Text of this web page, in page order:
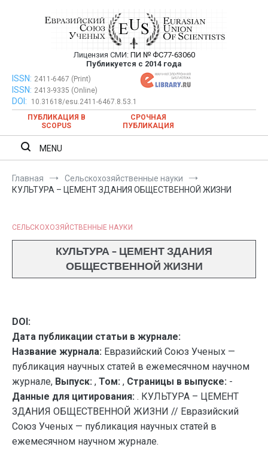
Евразийский Союз Ученых —
публикация научных статей в
ежемесячном научном журнале
Лицензия СМИ: ПИ № ФС77-63060
Публикуется с 2014 года
Евразийский Союз Ученых — публикация научных статей в
ежемесячном научном журнале
ISSN: 2411-6467 (Print)
ISSN: 2413-9335 (Online)
DOI:
10.31618/esu.2411-6467.8.53.1
ПУБЛИКАЦИЯ В
SCOPUS
СРОЧНАЯ
ПУБЛИКАЦИЯ
MENU
Главная
Сельскохозяйственные науки
КУЛЬТУРА – ЦЕМЕНТ ЗДАНИЯ ОБЩЕСТВЕННОЙ ЖИЗНИ
СЕЛЬСКОХОЗЯЙСТВЕННЫЕ НАУКИ
КУЛЬТУРА – ЦЕМЕНТ ЗДАНИЯ
ОБЩЕСТВЕННОЙ ЖИЗНИ
DOI:
Дата публикации статьи в журнале:
Название журнала: Евразийский Союз Ученых —
публикация научных статей в ежемесячном научном
журнале, Выпуск: , Том: , Страницы в выпуске: -
Данные для цитирования: . КУЛЬТУРА – ЦЕМЕНТ
ЗДАНИЯ ОБЩЕСТВЕННОЙ ЖИЗНИ // Евразийский
Союз Ученых — публикация научных статей в
ежемесячном научном журнале.